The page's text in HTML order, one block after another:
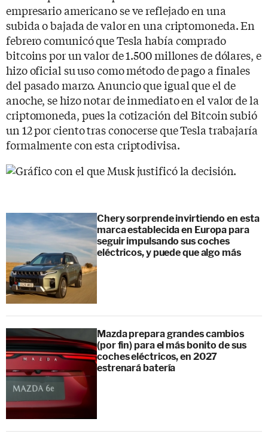
empresario americano se ve reflejado en una
subida o bajada de valor en una criptomoneda. En
febrero comunicó que Tesla había comprado
bitcoins por un valor de 1.500 millones de dólares, e
hizo oficial su uso como método de pago a finales
del pasado marzo. Anuncio que igual que el de
anoche, se hizo notar de inmediato en el valor de la
criptomoneda, pues la cotización del Bitcoin subió
un 12 por ciento tras conocerse que Tesla trabajaría
formalmente con esta criptodivisa.
Chery sorprende invirtiendo en esta
marca establecida en Europa para
seguir impulsando sus coches
eléctricos, y puede que algo más
Mazda prepara grandes cambios
(por fin) para el más bonito de sus
coches eléctricos, en 2027
estrenará batería